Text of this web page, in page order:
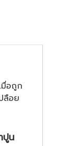
มื่อถูก
ลือย
ปูน